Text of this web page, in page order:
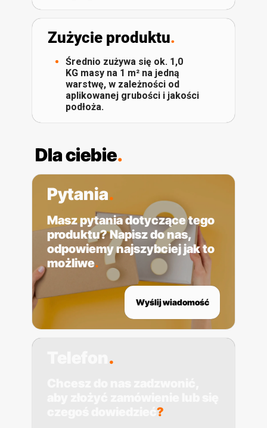
Zużycie produktu.
Średnio zużywa się ok. 1,0
KG masy na 1 m² na jedną
warstwę, w zależności od
aplikowanej grubości i jakości
podłoża.
Dla ciebie.
Pytania.
Masz pytania dotyczące tego
produktu? Napisz do nas,
odpowiemy najszybciej jak to
możliwe.
Wyślij wiadomość
.
?